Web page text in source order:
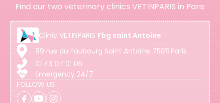
Find our two veterinary clinics VETINPARIS in Paris
Clinic VETINPARIS Fbg saint Antoine
89 rue du Faubourg Saint Antoine 75011 Paris
01 43 07 01 06
Emergency 24/7
FOLLOW US